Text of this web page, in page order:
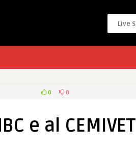
0 0
e al CEMIVET